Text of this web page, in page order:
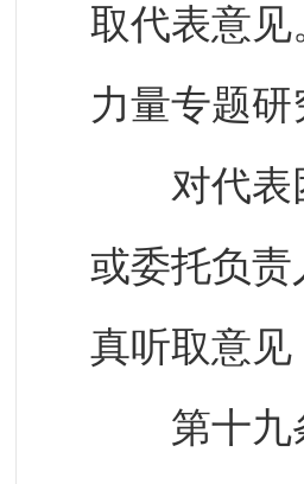
取代表意
力量专题研
对代表团
或委托负
真听取意
第十九条